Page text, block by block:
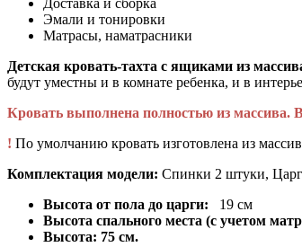
Эмали и тонировки
Матрасы, наматрасники
Детская кровать-тахта с ящиками из
будут уместны и в комнате ребенка, и в
Кровать выполнена полностью из
! По умолчанию кровать изготовлена из
Комплектация модели: Спинки 2 штуки,
Высота от пола до царги: 19 см
Высота спального места (с учетом
Высота: 75 см.